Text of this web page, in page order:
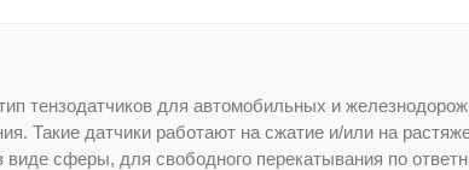
тензодатчиков для автомобильных и
Такие датчики работают на сжатие и/или на
сферы, для свободного перекатывания по